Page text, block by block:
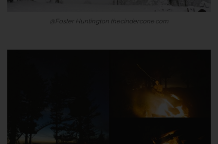
@Foster Huntington thecindercone.com